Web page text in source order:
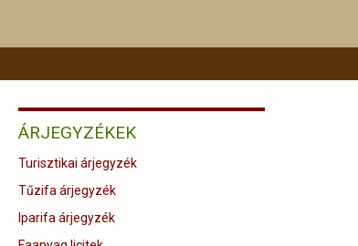
ÁRJEGYZÉKEK
Turisztikai árjegyzék
Tűzifa árjegyzék
Iparifa árjegyzék